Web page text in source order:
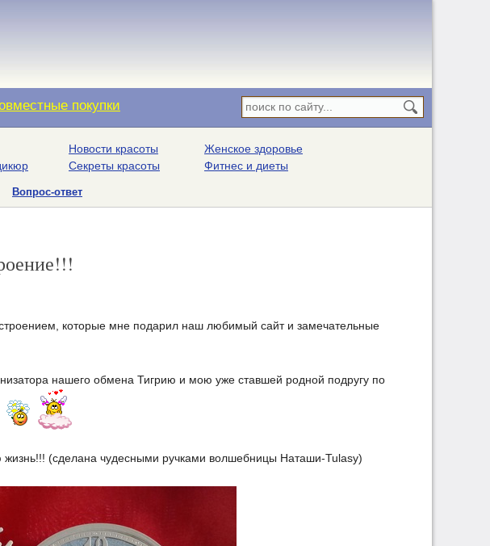
покупки
Новости красоты
Секреты красоты
Женское здоровье
Фитнес и диеты
Вопрос-ответ
которые мне подарил наш любимый сайт и замечательные
нашего обмена Тигрию и мою уже ставшей родной подругу по
(сделана чудесными ручками волшебницы Наташи-Tulasy)